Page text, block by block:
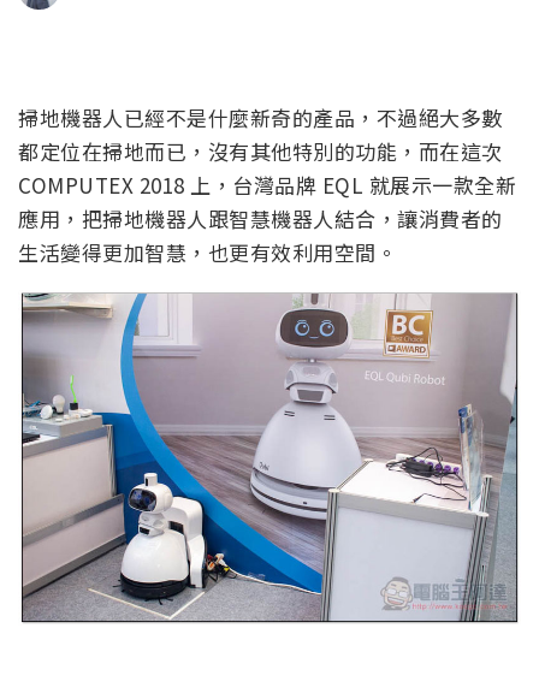
掃地機器人已經不是什麼新奇的產品，不過絕大多數
都定位在掃地而已，沒有其他特別的功能，而在這次
COMPUTEX 2018 上，台灣品牌 EQL 就展示一款全新
應用，把掃地機器人跟智慧機器人結合，讓消費者的
生活變得更加智慧，也更有效利用空間。